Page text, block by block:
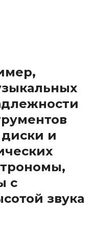
и
с
звука